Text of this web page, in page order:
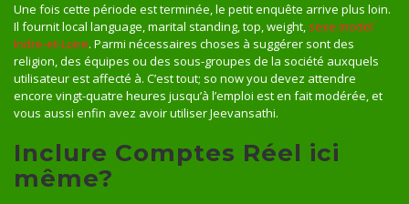
Une fois cette période est terminée, le petit enquête arrive plus loin.
Il fournit local language, marital standing, top, weight, sexe model
Indre-et-Loire. Parmi nécessaires choses à suggérer sont des
religion, des équipes ou des sous-groupes de la société auxquels
utilisateur est affecté à. C’est tout; so now you devez attendre
encore vingt-quatre heures jusqu’à l’emploi est en fait modérée, et
vous aussi enfin avez avoir utiliser Jeevansathi.
Inclure Comptes Réel ici
même?